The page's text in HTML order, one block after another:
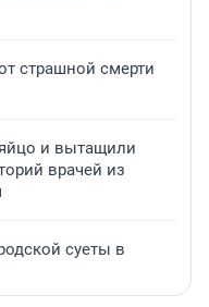
страшной смерти
и вытащили
врачей из
суеты в